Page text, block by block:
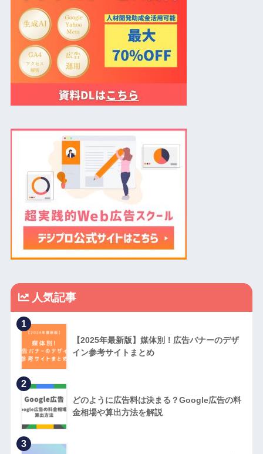
人気記事
1
【2025年最新版】媒体別！広告バナーのデザ
イン参考サイトまとめ
2
どのように広告料は決まる？Google広告の料
金相場や算出方法を解説
3